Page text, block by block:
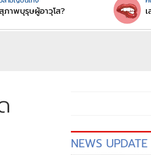
ภาพบุรุษผู้อาวุโส?
NEWS UPDATE